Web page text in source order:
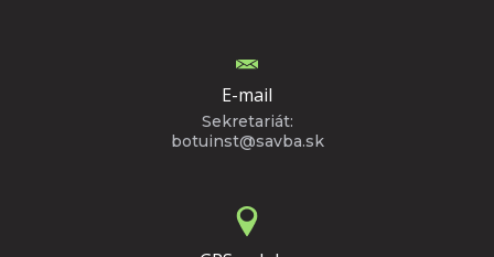
E-mail
Sekretariát:
botuinst@savba.sk